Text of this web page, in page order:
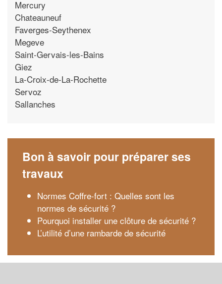
Mercury
Chateauneuf
Faverges-Seythenex
Megeve
Saint-Gervais-les-Bains
Giez
La-Croix-de-La-Rochette
Servoz
Sallanches
Bon à savoir pour préparer ses
travaux
Normes Coffre-fort : Quelles sont les
normes de sécurité ?
Pourquoi installer une clôture de sécurité ?
L’utilité d’une rambarde de sécurité